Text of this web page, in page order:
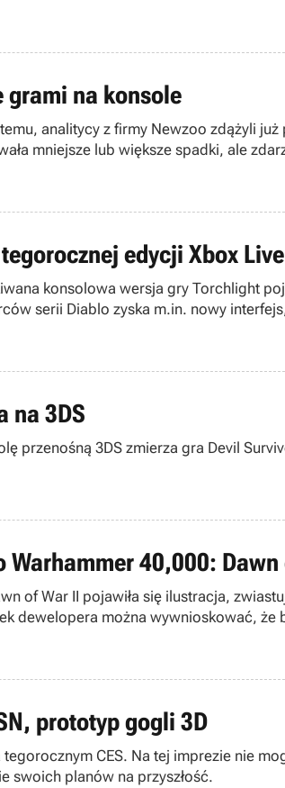
w zaawansowanym stadium.
grami na konsole
analitycy z firmy Newzoo zdążyli
mniejsze lub większe spadki, ale
edycji Xbox
konsolowa wersja gry Torchlight
serii Diablo zyska m.in. nowy
na 3DS
przenośną 3DS zmierza gra Devil
40,000: Dawn
of War II pojawiła się ilustracja,
dewelopera można wywnioskować,
prototyp gogli 3D
CES. Na tej imprezie nie
swoich planów na przyszłość.